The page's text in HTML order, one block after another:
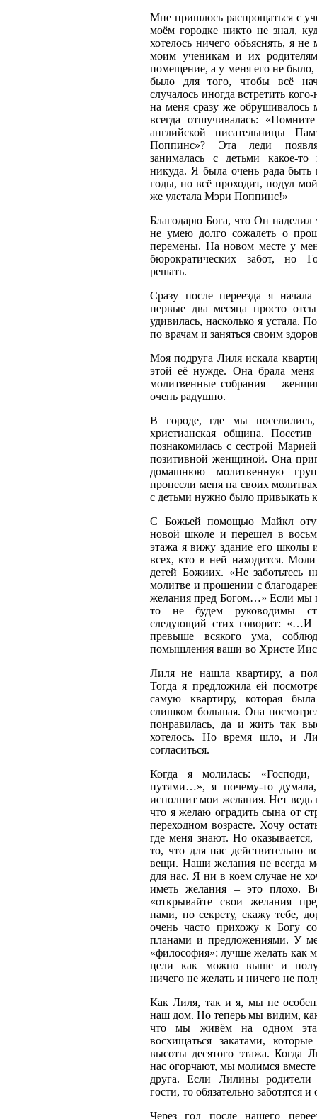
Мне пришлось распрощаться с
моём городке никто не знал,
хотелось ничего объяснять, я не
моим ученикам и их
помещение, а у меня его не было,
было для того, чтобы всё
случалось иногда встретить
на меня сразу же обрушивалось
всегда отшучивалась:
английской писательницы
Поппинс»? Эта леди
занималась с детьми какое-
никуда. Я была очень рада быть
годы, но всё проходит, подул
же улетала Мэри Поппинс!»
Благодарю Бога, что Он наделил
не умею долго сожалеть о
перемены. На новом месте у
бюрократических забот, но
решать.
Сразу после переезда я
первые два месяца просто
удивилась, насколько я устала.
по врачам и заняться своим
Моя подруга Лиля искала
этой её нужде. Она брала
молитвенные собрания –
очень радушно.
В городе, где мы
христианская община.
познакомилась с сестрой
позитивной женщиной. Она
домашнюю молитвенную
пронесли меня на своих
с детьми нужно было привыкать
С Божьей помощью Майкл
новой школе и перешел в
этажа я вижу здание его
всех, кто в ней находится.
детей Божиих. «Не заботьтесь
молитве и прошении с
желания пред Богом…» Если мы
то не будем руководимы
следующий стих говорит:
превыше всякого ума,
помышления ваши во Христе
Лиля не нашла квартиру, а
Тогда я предложила ей
самую квартиру, которая
слишком большая. Она
понравилась, да и жить так
хотелось. Но время шло, и
согласиться.
Когда я молилась:
путями…», я почему-то
исполнит мои желания. Нет ведь
что я желаю оградить сына от
переходном возрасте. Хочу
где меня знают. Но
то, что для нас действительно
вещи. Наши желания не всегда
для нас. Я ни в коем случае не
иметь желания – это плохо.
«открывайте свои желания
нами, по секрету, скажу тебе,
очень часто прихожу к Богу
планами и предложениями. У
«философия»: лучше желать как
цели как можно выше и
ничего не желать и ничего не
Как Лиля, так и я, мы не
наш дом. Но теперь мы видим,
что мы живём на одном
восхищаться закатами,
высоты десятого этажа. Когда
нас огорчают, мы молимся
друга. Если Лилины
гости, то обязательно заботятся
Через год после нашего